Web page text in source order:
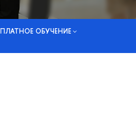
ПЛАТНОЕ ОБУЧЕНИЕ